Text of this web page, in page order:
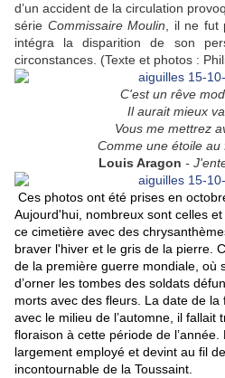
d’un accident de la circulation
série Commissaire Moulin , il ne
intégra la disparition de son
circonstances. (Texte et photos :
C'est un rêve
Il aurait mieux
Vous me mettrez
Comme une étoile
Louis Aragon -
Ces photos ont été prises en
Aujourd'hui, nombreux sont celles
ce cimetière avec des
braver l'hiver et le gris de la pierre.
de la première guerre mondiale, où
d’orner les tombes des soldats
morts avec des fleurs. La date de
avec le milieu de l’automne, il fallait
floraison à cette période de
largement employé et devint au fil
incontournable de la Toussaint.